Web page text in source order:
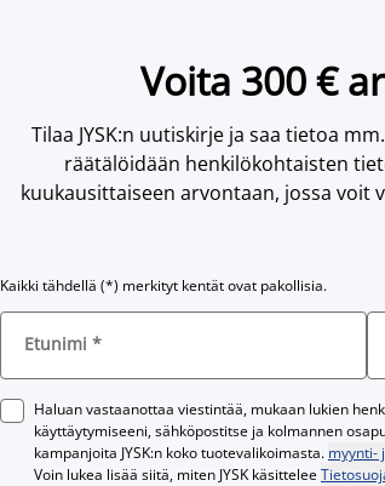
Voita 300 €
Tilaa JYSK:n uutiskirje ja saa tietoa
räätälöidään henkilökohtaisten
kuukausittaiseen arvontaan, jossa voit
Kaikki tähdellä (*) merkityt kentät ovat pakollisia.
Etunimi *
Haluan vastaanottaa viestintää, mukaan lukien
käyttäytymiseeni, sähköpostitse ja kolmannen
kampanjoita JYSK:n koko tuotevalikoimasta. myynti-
Voin lukea lisää siitä, miten JYSK käsittelee